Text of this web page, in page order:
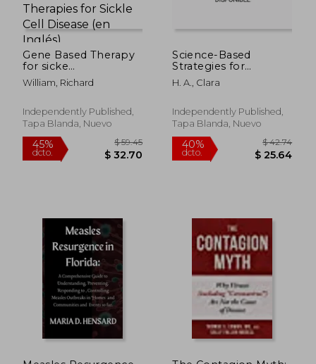
$ 32.68 dcto.
Gene Based Therapy
for sicke
cell(CASGEVY AND
LYFGNIA):
Based Therapies for
Sickle Cell Disease (en
William, Richard
Independently Published,
Tapa Blanda, Nuevo
Science-Based
Strategies for
Fulfillment,
Wellbeing and Vitality
Your Best Life (en
Inglés)
H. A., Clara
Independently Published,
Tapa Blanda, Nuevo